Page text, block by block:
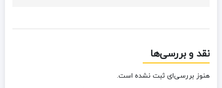
نقد و بررسی‌ها
هنوز بررسی‌ای ثبت نشده است.